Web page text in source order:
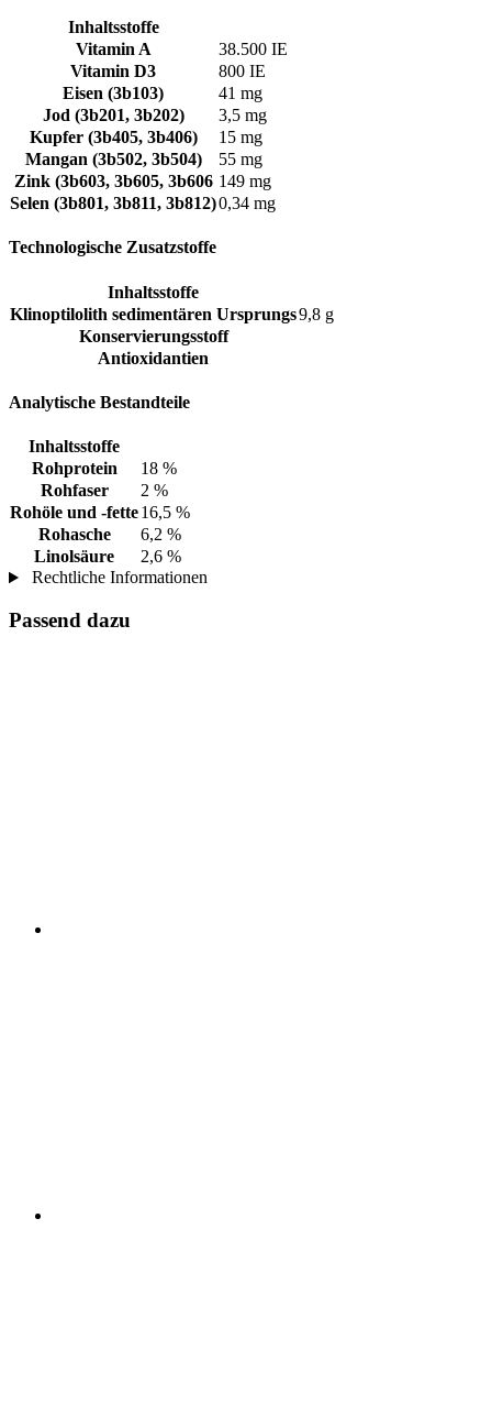
Inhaltsstoffe
Vitamin A
38.500 IE
Vitamin D3
800 IE
Eisen (3b103)
41 mg
Jod (3b201, 3b202)
3,5 mg
Kupfer (3b405, 3b406)
15 mg
Mangan (3b502, 3b504)
55 mg
Zink (3b603, 3b605, 3b606 149 mg
Selen (3b801, 3b811, 3b812)0,34 mg
Technologische Zusatzstoffe
Inhaltsstoffe
Klinoptilolith sedimentären Ursprungs9,8 g
Konservierungsstoff
Antioxidantien
Analytische Bestandteile
Inhaltsstoffe
Rohprotein
18 %
Rohfaser
2 %
Rohöle und -fette16,5 %
Rohasche
6,2 %
Linolsäure
2,6 %
Rechtliche Informationen
Passend dazu